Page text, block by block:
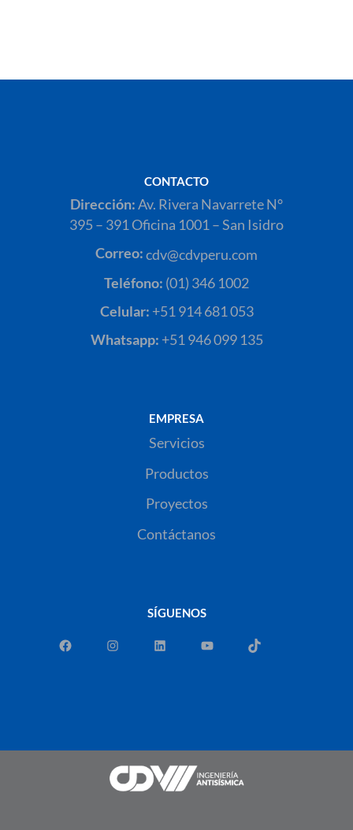
CONTACTO
Dirección:Av. Rivera Navarrete N°
395 – 391 Oficina 1001 – San Isidro
Correo:cdv@cdvperu.com
Teléfono: (01) 346 1002
Celular: +51 914 681 053
Whatsapp: +51 946 099 135
EMPRESA
Servicios
Productos
Proyectos
Contáctanos
SÍGUENOS